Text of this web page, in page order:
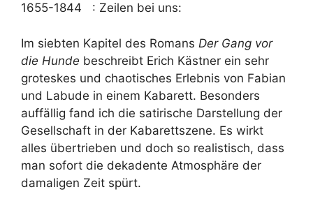
1655-1844 : Zeilen bei uns:
Im siebten Kapitel des Romans Der Gang vor
die Hunde beschreibt Erich Kästner ein sehr
groteskes und chaotisches Erlebnis von Fabian
und Labude in einem Kabarett. Besonders
auffällig fand ich die satirische Darstellung der
Gesellschaft in der Kabarettszene. Es wirkt
alles übertrieben und doch so realistisch, dass
man sofort die dekadente Atmosphäre der
damaligen Zeit spürt.